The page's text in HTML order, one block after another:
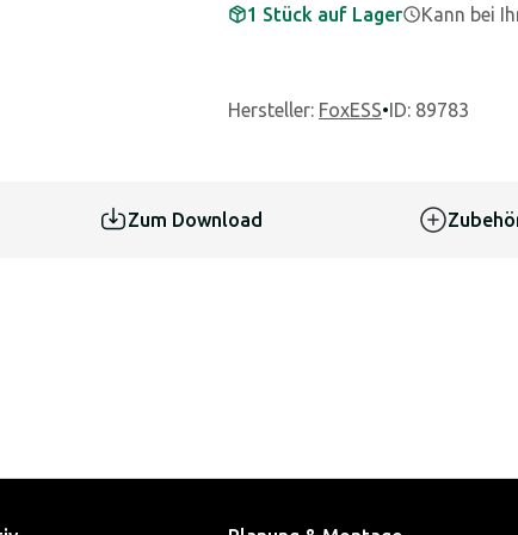
1 Stück auf Lager Kann bei
Hersteller: FoxESS•ID: 89783
Zum Download